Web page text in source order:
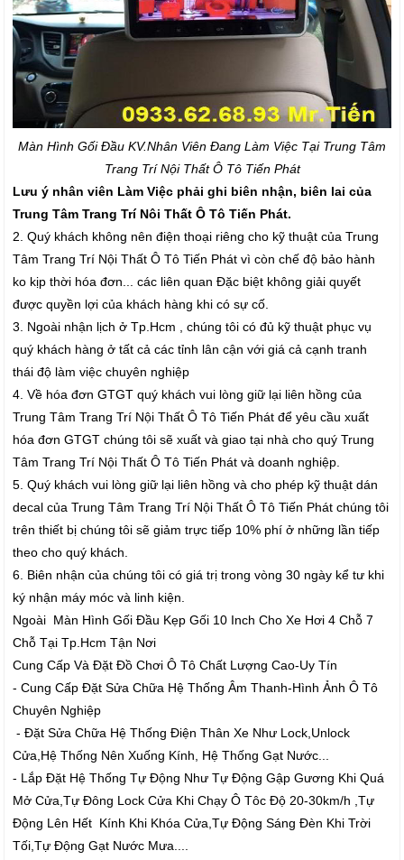
Màn Hình Gối Đầu KV.Nhân Viên Đang Làm Việc Tại Trung Tâm
Trang Trí Nội Thất Ô Tô Tiến Phát
Lưu ý nhân viên Làm Việc phải ghi biên nhận, biên lai của
Trung Tâm Trang Trí Nôi Thất Ô Tô Tiến Phát.
2. Quý khách không nên điện thoại riêng cho kỹ thuật của Trung
Tâm Trang Trí Nội Thất Ô Tô Tiến Phát vì còn chế độ bảo hành
ko kịp thời hóa đơn... các liên quan Đặc biệt không giải quyết
được quyền lợi của khách hàng khi có sự cố.
3. Ngoài nhận lịch ở Tp.Hcm , chúng tôi có đủ kỹ thuật phục vụ
quý khách hàng ở tất cả các tỉnh lân cận với giá cả cạnh tranh
thái độ làm việc chuyên nghiệp
4. Về hóa đơn GTGT quý khách vui lòng giữ lại liên hồng của
Trung Tâm Trang Trí Nội Thất Ô Tô Tiến Phát để yêu cầu xuất
hóa đơn GTGT chúng tôi sẽ xuất và giao tại nhà cho quý Trung
Tâm Trang Trí Nội Thất Ô Tô Tiến Phát và doanh nghiệp.
5. Quý khách vui lòng giữ lại liên hồng và cho phép kỹ thuật dán
decal của Trung Tâm Trang Trí Nội Thất Ô Tô Tiến Phát chúng tôi
trên thiết bị chúng tôi sẽ giảm trực tiếp 10% phí ở những lần tiếp
theo cho quý khách.
6. Biên nhận của chúng tôi có giá trị trong vòng 30 ngày kể tư khi
ký nhận máy móc và linh kiện.
Ngoài Màn Hình Gối Đầu Kẹp Gối 10 Inch Cho Xe Hơi 4 Chỗ 7
Chỗ Tại Tp.Hcm Tận Nơi
Cung Cấp Và Đặt Đồ Chơi Ô Tô Chất Lượng Cao-Uy Tín
- Cung Cấp Đặt Sửa Chữa Hệ Thống Âm Thanh-Hình Ảnh Ô Tô
Chuyên Nghiệp
- Đặt Sửa Chữa Hệ Thống Điện Thân Xe Như Lock,Unlock
Cửa,Hệ Thống Nên Xuống Kính, Hệ Thống Gạt Nước...
- Lắp Đặt Hệ Thống Tự Động Như Tự Động Gập Gương Khi Quá
Mở Cửa,Tự Đông Lock Cửa Khi Chạy Ô Tôc Độ 20-30km/h ,Tự
Động Lên Hết Kính Khi Khóa Cửa,Tự Động Sáng Đèn Khi Trời
Tối,Tự Động Gạt Nước Mưa....